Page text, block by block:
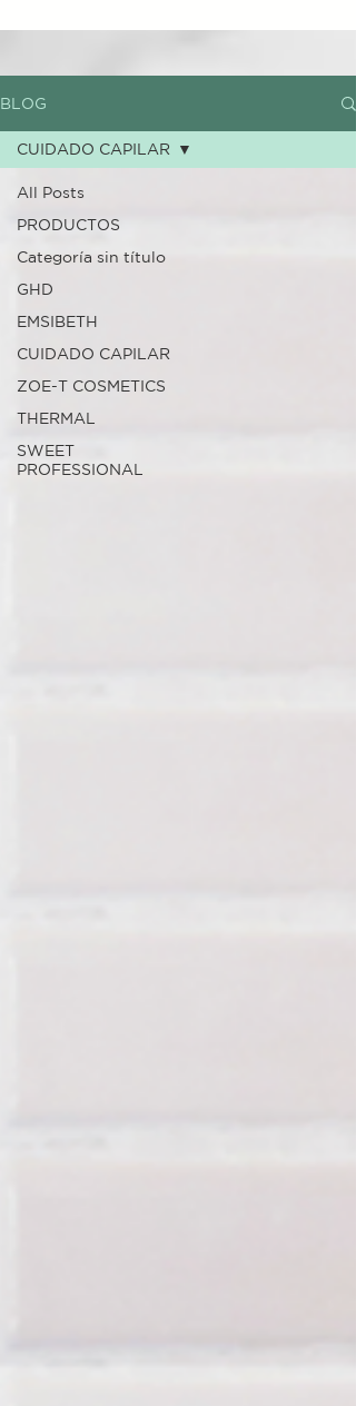
BLOG
All Posts
PRODUCTOS
Categoría sin título
GHD
EMSIBETH
CUIDADO CAPILAR
ZOE-T COSMETICS
THERMAL
SWEET
PROFESSIONAL
CUIDADO CAPILAR